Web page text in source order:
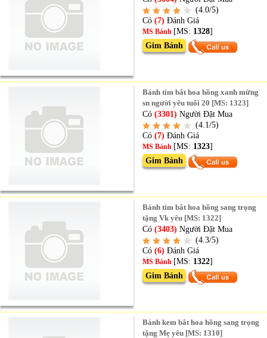
(4.0/5)
Có (7)Đánh Giá
MS Bánh [MS: 1328]
Gim Bánh
Bánh tim bắt hoa hồng xanh mừng
sn người yêu tuổi 20 [MS: 1323]
Có(3301) Người Đặt Mua
(4.1/5)
Có (7)Đánh Giá
MS Bánh [MS: 1323]
Gim Bánh
Bánh tim bắt hoa hồng sang trọng
tặng Vk yêu [MS: 1322]
Có(3403) Người Đặt Mua
(4.3/5)
Có (6)Đánh Giá
MS Bánh [MS: 1322]
Gim Bánh
Bánh kem bắt hoa hồng sang trọng
tặng Mẹ yêu [MS: 1310]